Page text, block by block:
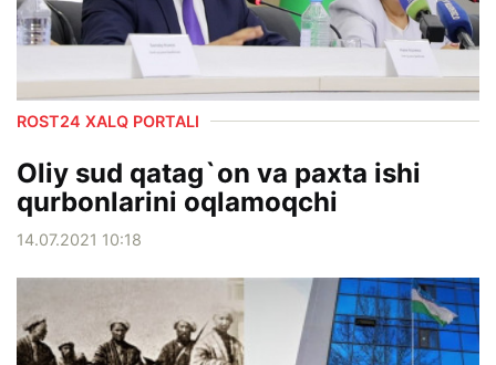
ROST24 XALQ PORTALI
Oliy sud qatag`on va paxta ishi
qurbonlarini oqlamoqchi
14.07.2021 10:18